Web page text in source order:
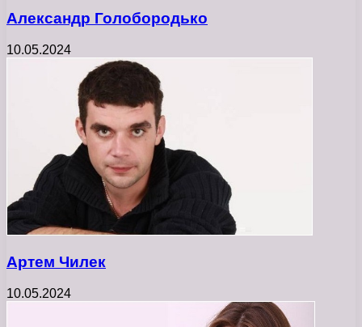
Александр Голобородько
10.05.2024
Артем Чилек
10.05.2024